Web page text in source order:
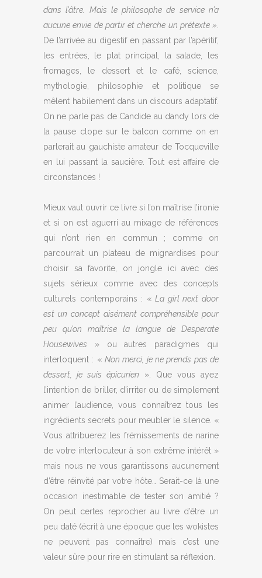
dans l’âtre. Mais le philosophe de service n’a
aucune envie de partir et cherche un prétexte »
De l’arrivée au digestif en passant par l’apéritif,
les entrées, le plat principal, la salade, les
fromages, le dessert et le café, science,
mythologie, philosophie et politique se
mêlent habilement dans un discours adaptatif.
On ne parle pas de Candide au dandy lors de
la pause clope sur le balcon comme on en
parlerait au gauchiste amateur de Tocqueville
en lui passant la saucière. Tout est affaire de
circonstances !
Mieux vaut ouvrir ce livre si l’on maîtrise l’ironie
et si on est aguerri au mixage de références
qui n’ont rien en commun ; comme on
parcourrait un plateau de mignardises pour
choisir sa favorite, on jongle ici avec des
sujets sérieux comme avec des concepts
culturels contemporains : « La girl next door
est un concept aisément compréhensible pour
peu qu’on maîtrise la langue de Desperate
Housewives » ou autres paradigmes qui
interloquent : « Non merci, je ne prends pas de
dessert, je suis épicurien ». Que vous ayez
l’intention de briller, d’irriter ou de simplement
animer l’audience, vous connaîtrez tous les
ingrédients secrets pour meubler le silence. «
Vous attribuerez les frémissements de narine
de votre interlocuteur à son extrême intérêt »
mais nous ne vous garantissons aucunement
d’être réinvité par votre hôte… Serait-ce là une
occasion inestimable de tester son amitié ?
On peut certes reprocher au livre d’être un
peu daté (écrit à une époque que les wokistes
ne peuvent pas connaître) mais c’est une
valeur sûre pour rire en stimulant sa réflexion.